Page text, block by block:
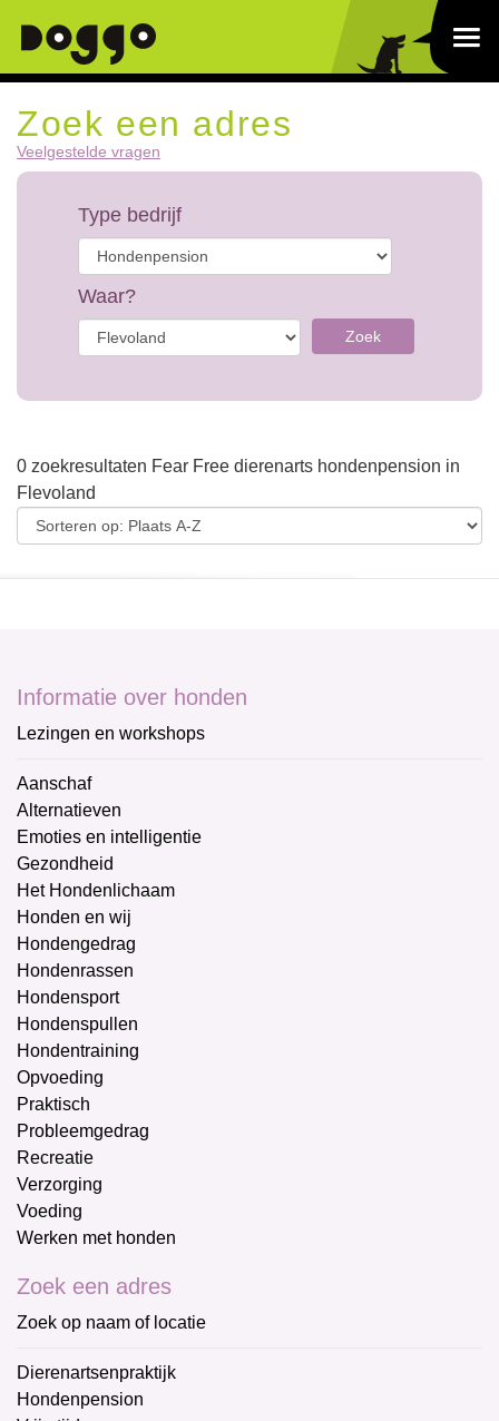
Zoek een adres
Veelgestelde vragen
Type bedrijf
Waar?
Zoek
0 zoekresultaten Fear Free dierenarts hondenpension in
Flevoland
Informatie over honden
Lezingen en workshops
Aanschaf
Alternatieven
Emoties en intelligentie
Gezondheid
Het Hondenlichaam
Honden en wij
Hondengedrag
Hondenrassen
Hondensport
Hondenspullen
Hondentraining
Opvoeding
Praktisch
Probleemgedrag
Recreatie
Verzorging
Voeding
Werken met honden
Zoek een adres
Zoek op naam of locatie
Dierenartsenpraktijk
Hondenpension